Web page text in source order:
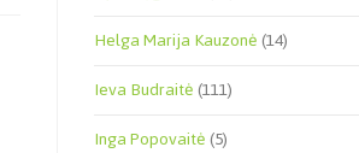
Helga Marija Kauzonė(14)
Ieva Budraitė(111)
Inga Popovaitė(5)